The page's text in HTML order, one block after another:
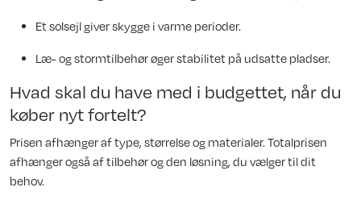
Et solsejl giver skygge i varme perioder.
Læ- og stormtilbehør øger stabilitet på udsatte pladser.
Hvad skal du have med i budgettet, når du
køber nyt fortelt?
Prisen afhænger af type, størrelse og materialer. Totalprisen
afhænger også af tilbehør og den løsning, du vælger til dit
behov.